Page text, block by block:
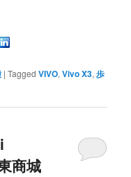
|Tagged VIVO,Vivo X3,歩
商城